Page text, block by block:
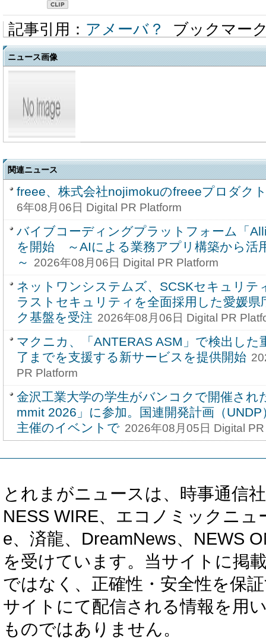
記事引用： アメーバ？ ブックマー
ニュース画像
関連ニュース
freee、株式会社nojimokuのfreeeプロダク
6年08月06日 Digital PR Platform
バイブコーディングプラットフォーム「
を開始 ～AIによる業務アプリ構築から活
～
2026年08月06日 Digital PR Platform
ネットワンシステムズ、SCSKセキュリテ
ラストセキュリティを全面採用した愛媛県
ク基盤を受注 2026年08月06日 Digital PR
マクニカ、「ANTERAS ASM」で検出した
了までを支援する新サービスを提供開始
PR Platform
金沢工業大学の学生がバンコクで開催され
mmit 2026」に参加。国連開発計画（
主催のイベントで 2026年08月05日 Digital
とれまがニュースは、時事通信
NESS WIRE、エコノミックニ
e、済龍、DreamNews、NEWS
を受けています。当サイトに掲
ではなく、正確性・安全性を保
サイトにて配信される情報を用
ものではありません。